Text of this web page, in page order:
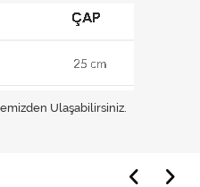
Ulaşabilirsiniz.